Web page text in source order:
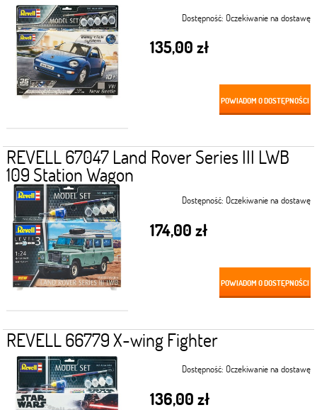
Dostępność: Oczekiwanie na dostawę
135,00 zł
POWIADOM O DOSTĘPNOŚCI
REVELL 67047 Land Rover Series III LWB
109 Station Wagon
Dostępność: Oczekiwanie na dostawę
174,00 zł
POWIADOM O DOSTĘPNOŚCI
REVELL 66779 X-wing Fighter
Dostępność: Oczekiwanie na dostawę
136,00 zł